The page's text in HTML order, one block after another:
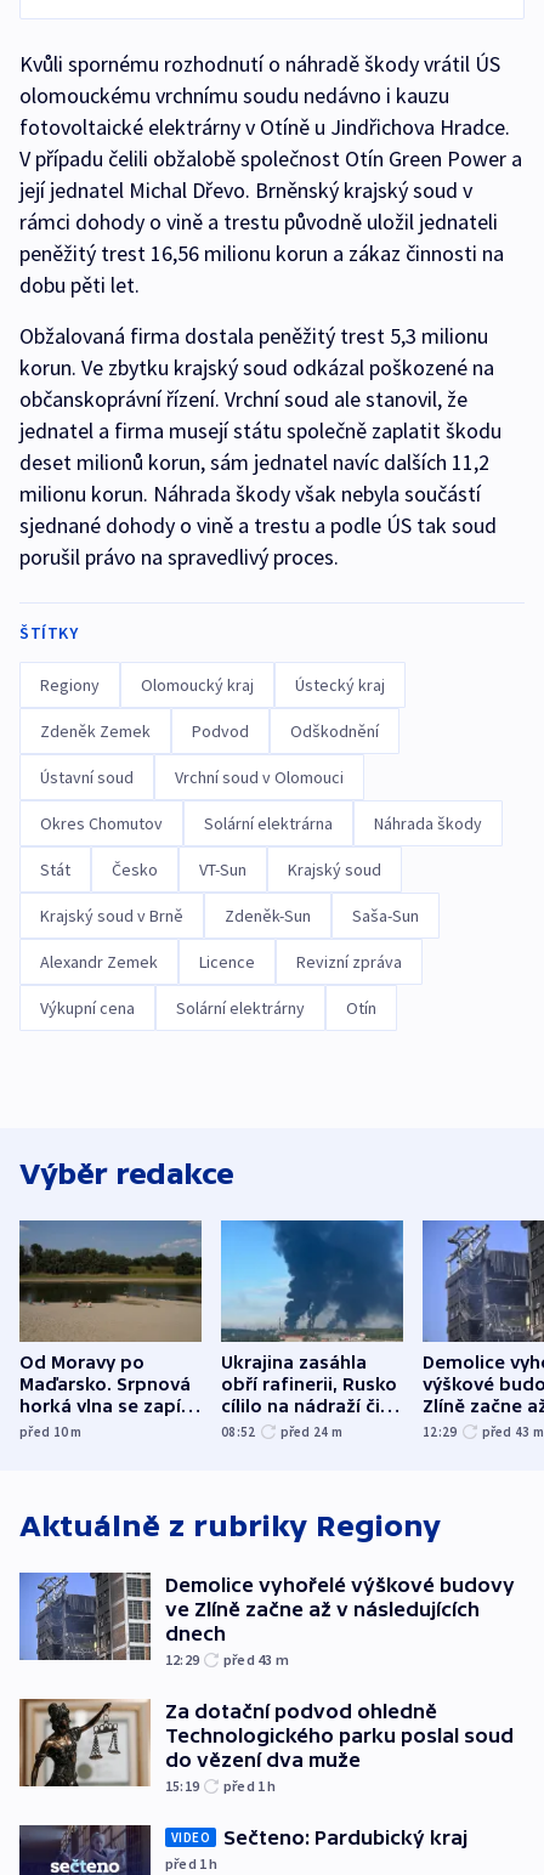
Kvůli spornému rozhodnutí o náhradě škody vrátil ÚS
olomouckému vrchnímu soudu nedávno i kauzu
fotovoltaické elektrárny v Otíně u Jindřichova Hradce.
V případu čelili obžalobě společnost Otín Green Power a
její jednatel Michal Dřevo. Brněnský krajský soud v
rámci dohody o vině a trestu původně uložil jednateli
peněžitý trest 16,56 milionu korun a zákaz činnosti na
dobu pěti let.
Obžalovaná firma dostala peněžitý trest 5,3 milionu
korun. Ve zbytku krajský soud odkázal poškozené na
občanskoprávní řízení. Vrchní soud ale stanovil, že
jednatel a firma musejí státu společně zaplatit škodu
deset milionů korun, sám jednatel navíc dalších 11,2
milionu korun. Náhrada škody však nebyla součástí
sjednané dohody o vině a trestu a podle ÚS tak soud
porušil právo na spravedlivý proces.
ŠTÍTKY
Regiony Olomoucký kraj Ústecký kraj
Zdeněk Zemek Podvod Odškodnění
Ústavní soud Vrchní soud v Olomouci
Okres Chomutov Solární elektrárna Náhrada škody
Stát Česko VT-Sun Krajský soud
Krajský soud v Brně Zdeněk-Sun Saša-Sun
Alexandr Zemek Licence Revizní zpráva
Výkupní cena Solární elektrárny Otín
Výběr redakce
Od Moravy po
Maďarsko. Srpnová
horká vlna se zapíše
do dějin
před 10m
Ukrajina zasáhla
obří rafinerii, Rusko
cílilo na nádraží či
autobus
08:52 před 24 m
Demolice
výškové
Zlíně začne
následujících
12:29 před 43 m
Aktuálně z rubriky Regiony
Demolice vyhořelé výškové budovy
ve Zlíně začne až v následujících
dnech
12:29 před 43 m
Za dotační podvod ohledně
Technologického parku poslal soud
do vězení dva muže
15:19 před 1h
VIDEO Sečteno: Pardubický kraj
před 1h